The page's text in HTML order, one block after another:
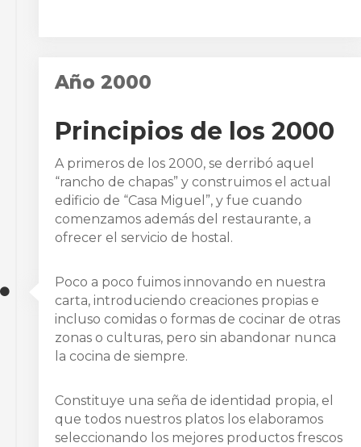
Año 2000
Principios de los 2000
A primeros de los 2000, se derribó aquel
“rancho de chapas” y construimos el actual
edificio de “Casa Miguel”, y fue cuando
comenzamos además del restaurante, a
ofrecer el servicio de hostal.
Poco a poco fuimos innovando en nuestra
carta, introduciendo creaciones propias e
incluso comidas o formas de cocinar de otras
zonas o culturas, pero sin abandonar nunca
la cocina de siempre.
Constituye una seña de identidad propia, el
que todos nuestros platos los elaboramos
seleccionando los mejores productos frescos